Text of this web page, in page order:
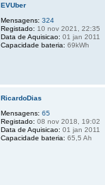
EVUber
Mensagens: 324
Registado: 10 nov 2021, 22:35
Data de Aquisicao: 01 jan 2011
Capacidade bateria: 69kWh
RicardoDias
Mensagens: 65
Registado: 08 nov 2018, 19:02
Data de Aquisicao: 01 jan 2011
Capacidade bateria: 65,5 Ah